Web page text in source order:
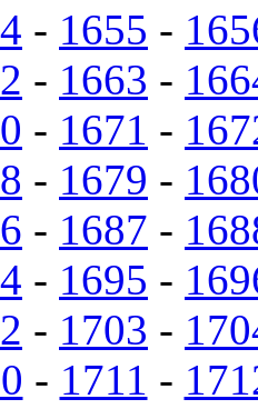
- 1655 -
- 1663 -
- 1671 -
- 1679 -
- 1687 -
- 1695 -
- 1703 -
- 1711 -